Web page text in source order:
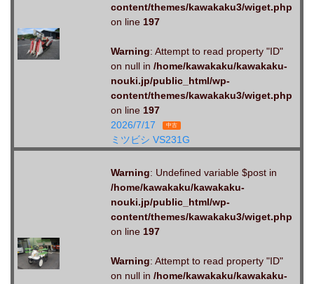
content/themes/kawakaku3/wiget.php
on line 197
Warning: Attempt to read property "ID"
on null in /home/kawakaku/kawakaku-
nouki.jp/public_html/wp-
content/themes/kawakaku3/wiget.php
on line 197
2026/7/17
中古
ミツビシ VS231G
Warning: Undefined variable $post in
/home/kawakaku/kawakaku-
nouki.jp/public_html/wp-
content/themes/kawakaku3/wiget.php
on line 197
Warning: Attempt to read property "ID"
on null in /home/kawakaku/kawakaku-